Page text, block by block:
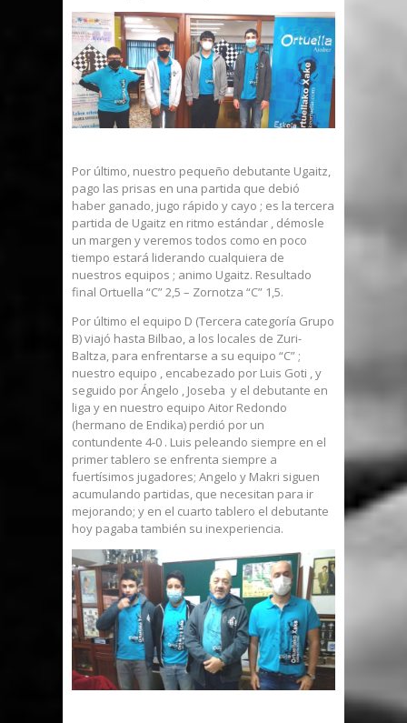
Por último, nuestro pequeño debutante Ugaitz,
pago las prisas en una partida que debió
haber ganado, jugo rápido y cayo ; es la tercera
partida de Ugaitz en ritmo estándar , démosle
un margen y veremos todos como en poco
tiempo estará liderando cualquiera de
nuestros equipos ; animo Ugaitz. Resultado
final Ortuella “C” 2,5 – Zornotza “C” 1,5.
Por último el equipo D (Tercera categoría Grupo
B) viajó hasta Bilbao, a los locales de Zuri-
Baltza, para enfrentarse a su equipo “C” ;
nuestro equipo , encabezado por Luis Goti , y
seguido por Ángelo , Joseba y el debutante en
liga y en nuestro equipo Aitor Redondo
(hermano de Endika) perdió por un
contundente 4-0 . Luis peleando siempre en el
primer tablero se enfrenta siempre a
fuertísimos jugadores; Angelo y Makri siguen
acumulando partidas, que necesitan para ir
mejorando; y en el cuarto tablero el debutante
hoy pagaba también su inexperiencia.